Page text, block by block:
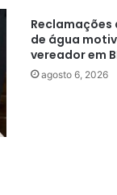
de água
vereador em
agosto 6, 2026